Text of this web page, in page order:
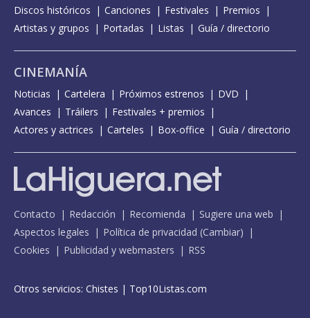
Discos históricos
Canciones Festivales
Premios
Artistas y grupos
Portadas Listas Guía / directorio
CINEMANÍA
Noticias Cartelera Próximos estrenos
DVD
Avances
Tráilers
Festivales + premios
Actores y actrices
Carteles Box-office Guía / directorio
Contacto Redacción Recomienda
Sugiere una web
Aspectos legales
Política de privacidad (Cambiar)
Cookies
Publicidad y webmasters RSS
Otros servicios: Chistes | Top10Listas.com